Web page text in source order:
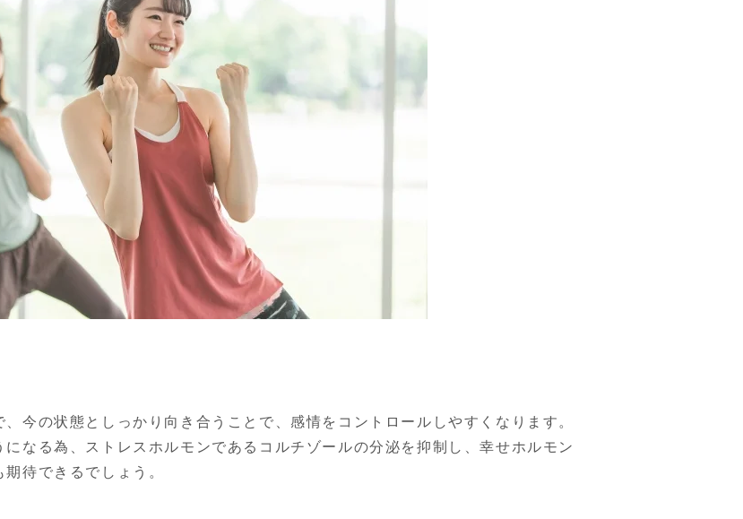
今の状態としっかり向き合うことで、感情をコントロールしやすくなります。
なる為、ストレスホルモンであるコルチゾールの分泌を抑制し、幸せホルモン
待できるでしょう。